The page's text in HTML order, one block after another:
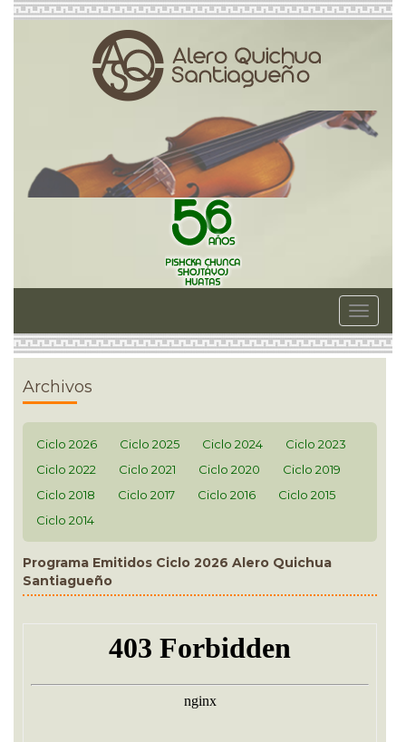
Toggle
Archivos
Ciclo 2026 Ciclo 2025 Ciclo 2024
Ciclo 2023
Ciclo 2022
Ciclo 2021 Ciclo 2020
Ciclo 2019
Ciclo 2018
Ciclo 2017 Ciclo 2016
Ciclo 2015
Ciclo 2014
Programa Emitidos Ciclo 2026 Alero Quichua
Santiagueño